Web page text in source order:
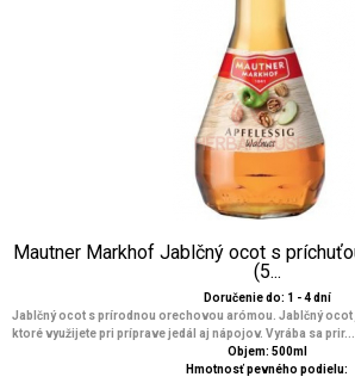
Mautner Markhof Jablčný ocot s
(5...
Doručenie do: 1 - 4 dní
Jablčný ocot s prírodnou orechovou arómou. Jablčný ocot
ktoré využijete pri príprave jedál aj nápojov. Vyrába sa prir...
Objem: 500ml
Hmotnosť pevného podielu: